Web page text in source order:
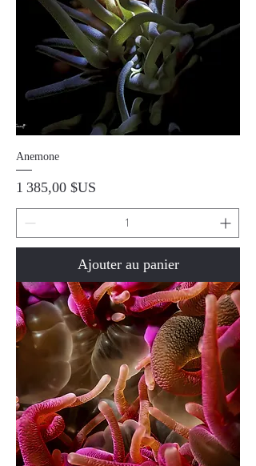
Anemone
Prix
1 385,00 $US
Ajouter au panier